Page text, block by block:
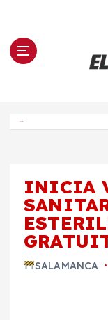
n El
INICIA
SALAMANCA